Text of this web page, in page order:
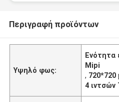
Περιγραφή προϊόντων
Υψηλό φως:
Ενότητα
Mipi
, 720*720
4 ιντσών